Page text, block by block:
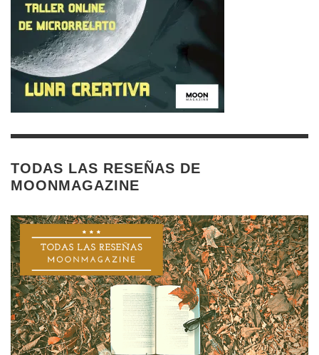
TODAS LAS RESEÑAS DE
MOONMAGAZINE